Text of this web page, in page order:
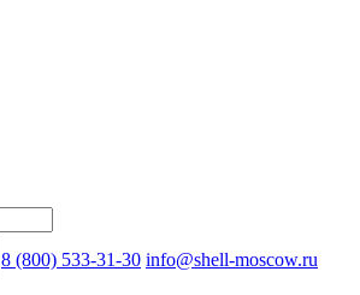
8 (800) 533-31-30 info@shell-moscow.ru